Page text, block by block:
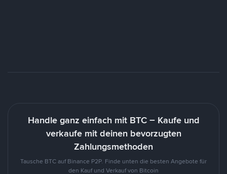
Handle ganz einfach mit BTC – Kaufe und
verkaufe mit deinen bevorzugten
Zahlungsmethoden
Tausche BTC auf Binance P2P. Finde unten die besten Angebote für
den Kauf und Verkauf von Bitcoin